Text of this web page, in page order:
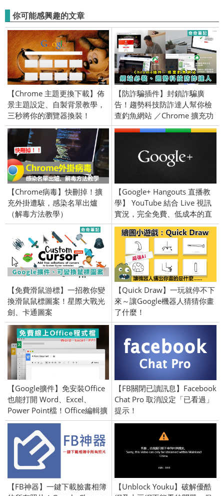
你可能感興趣的文章
【Chrome 主題更換下載】佈
景主題設定、自製背景教學，
三秒將你的瀏覽器換裝！
【防詐騙插件】封鎖詐騙廣
告！趨勢科技防詐達人幫你檢
查釣魚網站 ／Chrome 擴充功
能
【Chrome病毒】快刪掉！擴
充外掛遭駭，感染名單出爐
（解毒方法教學）
【Google+ Hangouts 直播教
學】 YouTube 結合 Live 視訊
實況，完全免費、低成本的直
播軟體
【免費滑鼠游標】一招教你變
換滑鼠鼠標圖案！星際大戰光
劍、卡通圖案
【Quick Draw】一玩就停不下
來～讓Google機器人猜猜你畫
了什麼！
【Google擴件】免安裝Office
也能打開 Word、Excel、
Power Point檔！Office編輯擴
充功能
【FB關閉已讀訊息】Facebook
Chat Pro 取消設定「已看過」
提示！
【FB神器】一鍵下載臉書相簿
【Unblock Youku】破解優酷